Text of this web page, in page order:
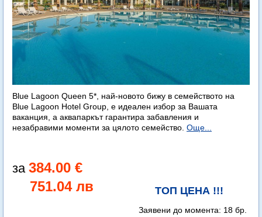
Blue Lagoon Queen 5*, най-новото бижу в семейството на
Blue Lagoon Hotel Group, е идеален избор за Вашата
ваканция, а аквапаркът гарантира забавления и
незабравими моменти за цялото семейство. Още...
384.00 €
751.04 лв
ТОП ЦЕНА !!!
Заявени до момента: 18 бр.